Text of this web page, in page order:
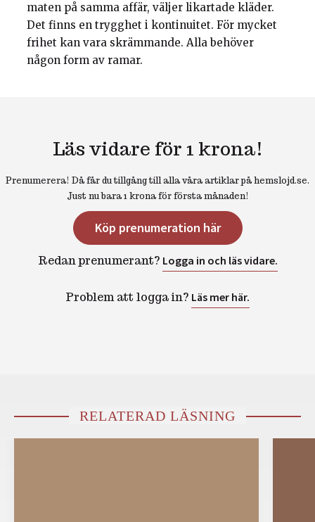
maten på samma affär, väljer likartade kläder.
Det finns en trygghet i kontinuitet. För mycket
frihet kan vara skrämmande. Alla behöver
någon form av ramar.
Läs vidare för 1 krona!
Prenumerera! Då får du tillgång till alla våra artiklar på hemslojd.se.
Just nu bara 1 krona för första månaden!
Köp prenumeration här
Redan prenumerant? Logga in och läs vidare.
Problem att logga in? Läs mer här.
RELATERAD LÄSNING